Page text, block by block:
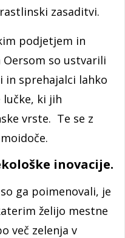
zasaditvi.
podjetjem in
so ustvarili
in sprehajalci lahko
ki jih
vrste. Te se z
inovacije.
ga poimenovali, je
želijo mestne
več zelenja v